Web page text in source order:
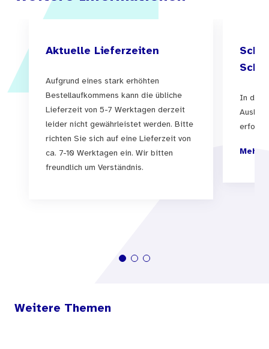
Aktuelle Lieferzeiten
Aufgrund eines stark erhöhten
Bestellaufkommens kann die übliche
Lieferzeit von 5-7 Werktagen derzeit
leider nicht gewährleistet werden. Bitte
richten Sie sich auf eine Lieferzeit von
ca. 7-10 Werktagen ein. Wir bitten
freundlich um Verständnis.
In der
Mehr
Weitere Themen